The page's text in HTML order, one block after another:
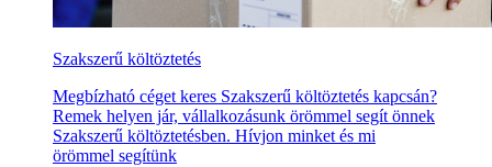
Szakszerű költöztetés
Megbízható céget keres Szakszerű költöztetés kapcsán?
Remek helyen jár, vállalkozásunk örömmel segít önnek
Szakszerű költöztetésben. Hívjon minket és mi
örömmel segítünk